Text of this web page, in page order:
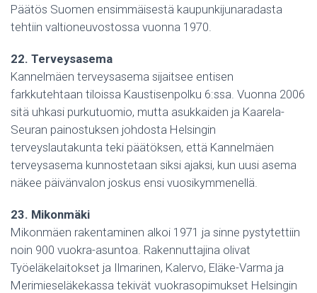
Päätös Suomen ensimmäisestä kaupunkijunaradasta
tehtiin valtioneuvostossa vuonna 1970.
22. Terveysasema
Kannelmäen terveysasema sijaitsee entisen
farkkutehtaan tiloissa Kaustisenpolku 6:ssa. Vuonna 2006
sitä uhkasi purkutuomio, mutta asukkaiden ja Kaarela-
Seuran painostuksen johdosta Helsingin
terveyslautakunta teki päätöksen, että Kannelmäen
terveysasema kunnostetaan siksi ajaksi, kun uusi asema
näkee päivänvalon joskus ensi vuosikymmenellä.
23. Mikonmäki
Mikonmäen rakentaminen alkoi 1971 ja sinne pystytettiin
noin 900 vuokra-asuntoa. Rakennuttajina olivat
Työeläkelaitokset ja Ilmarinen, Kalervo, Eläke-Varma ja
Merimieseläkekassa tekivät vuokrasopimukset Helsingin